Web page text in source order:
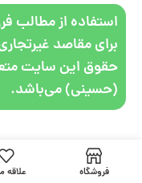
استفاده از مطالب
برای مقاصد
حقوق این سایت
(حسینی) می‌باشد.
فروشگاه علاقه